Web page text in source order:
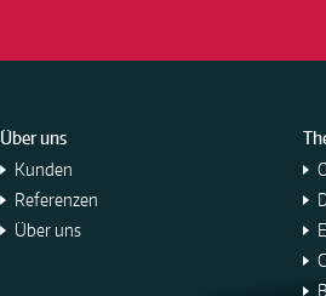
Über uns
Kunden
Referenzen
Über uns